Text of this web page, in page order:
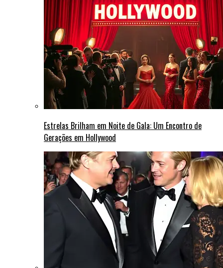
Estrelas Brilham em Noite de Gala: Um Encontro de
Gerações em Hollywood